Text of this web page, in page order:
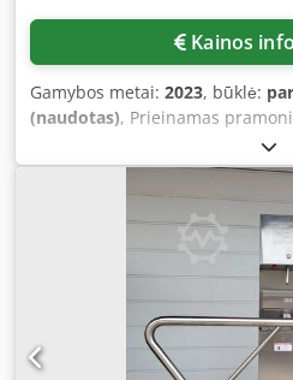
Kainos
Gamybos metai: 2023, būklė:
(naudotas), Prieinamas
plovimo įrenginys „Hobart“.
plotis: 612 mm, konvejerio
aukštis: 920 mm, judėjimo
bendra prijungimo galia: 81 kW,
vandens slėgio diapazonas: 1,5
sunaudojimas per ciklą: 220 l/
per ciklą: 12 °C, vandens
µS/cm, bendras ištraukiamų orų
Įrenginio matmenys (X/Y/Z):
2150 mm. Dokumentacija yra.